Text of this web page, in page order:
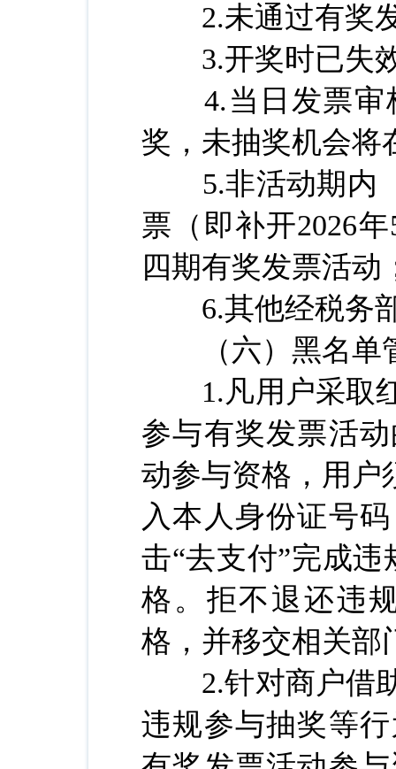
2.未通过有奖发
3.开奖时已失效
4.当日发票审
奖，未抽奖机会将
5.非活动期内（
票（即补开2026
四期有奖发票活动
6.其他经税务部
（六）黑名单
1.凡用户采取红
参与有奖发票活
动参与资格，用户
入本人身份证号
击“去支付”完成
格。拒不退还违
格，并移交相关部
2.针对商户借助
违规参与抽奖等